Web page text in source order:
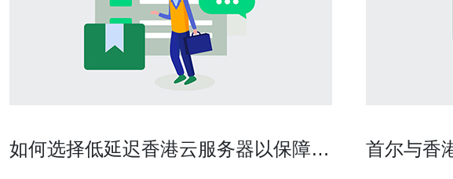
如何选择低延迟香港云服务器以保障访
首尔与香